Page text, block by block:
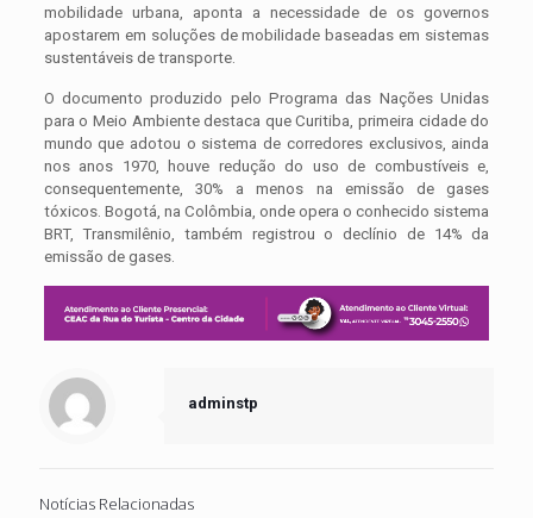
mobilidade urbana, aponta a necessidade de os governos
apostarem em soluções de mobilidade baseadas em sistemas
sustentáveis de transporte.
O documento produzido pelo Programa das Nações Unidas
para o Meio Ambiente destaca que Curitiba, primeira cidade do
mundo que adotou o sistema de corredores exclusivos, ainda
nos anos 1970, houve redução do uso de combustíveis e,
consequentemente, 30% a menos na emissão de gases
tóxicos. Bogotá, na Colômbia, onde opera o conhecido sistema
BRT, Transmilênio, também registrou o declínio de 14% da
emissão de gases.
adminstp
Notícias Relacionadas